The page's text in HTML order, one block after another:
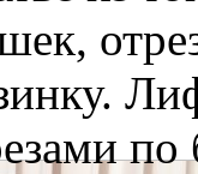
по